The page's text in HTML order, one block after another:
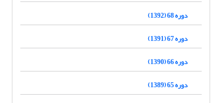
دوره 68 (1392)
دوره 67 (1391)
دوره 66 (1390)
دوره 65 (1389)